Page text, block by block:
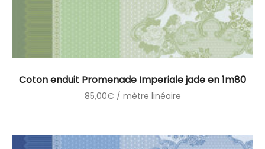
Coton enduit Promenade Imperiale jade en 1m80
85,00€ / mètre linéaire